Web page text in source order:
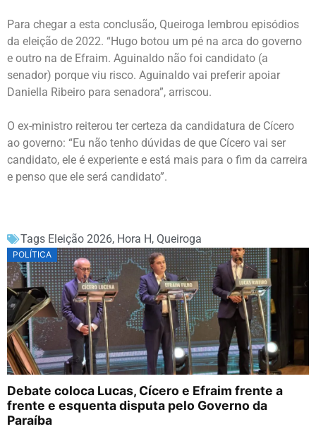
Para chegar a esta conclusão, Queiroga lembrou episódios
da eleição de 2022. “Hugo botou um pé na arca do governo
e outro na de Efraim. Aguinaldo não foi candidato (a
senador) porque viu risco. Aguinaldo vai preferir apoiar
Daniella Ribeiro para senadora”, arriscou.
O ex-ministro reiterou ter certeza da candidatura de Cícero
ao governo: “Eu não tenho dúvidas de que Cícero vai ser
candidato, ele é experiente e está mais para o fim da carreira
e penso que ele será candidato”.
Tags Eleição 2026, Hora H, Queiroga
POLÍTICA
Debate coloca Lucas, Cícero e Efraim frente a
frente e esquenta disputa pelo Governo da
Paraíba